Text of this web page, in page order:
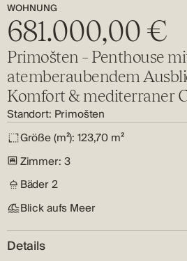
WOHNUNG
681.000,00 €
Primošten – Penthouse
atemberaubendem
Komfort & mediterraner
Standort: Primošten
Größe (m²): 123,70 m²
Zimmer: 3
Bäder2
Blick aufs Meer
Details